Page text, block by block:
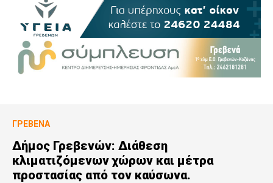
ΓΡΕΒΕΝΆ
Δήμος Γρεβενών: Διάθεση
κλιματιζόμενων χώρων και μέτρα
προστασίας από τον καύσωνα.